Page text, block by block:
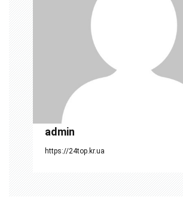
admin
https://24top.kr.ua